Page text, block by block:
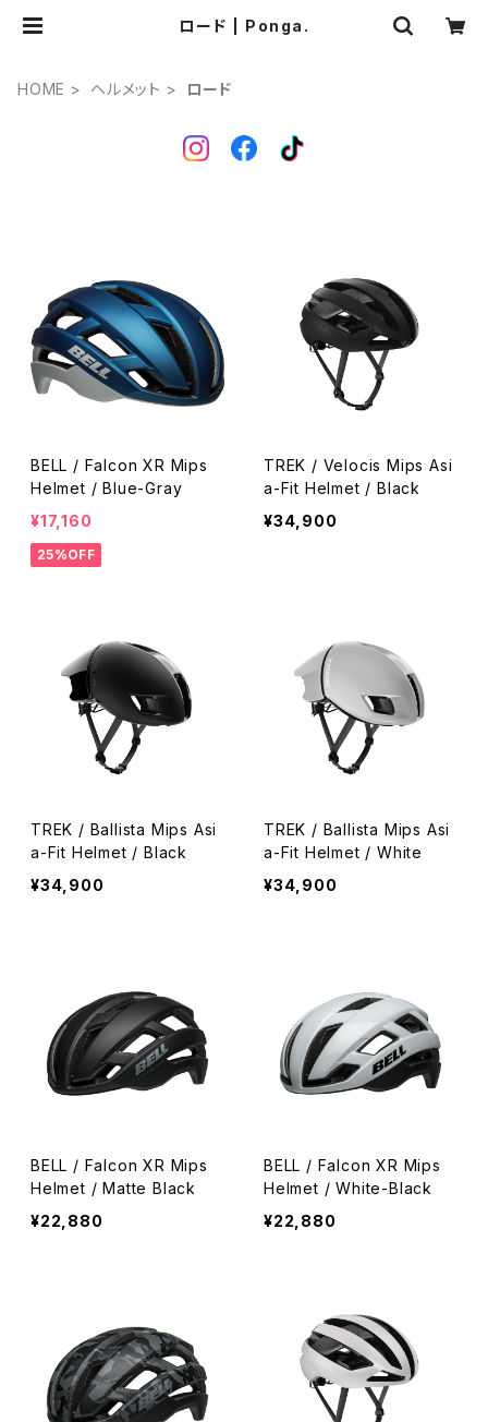
ロード | Ponga.
HOME ヘルメット ロード
BELL / Falcon XR Mips
Helmet / Blue-Gray
¥17,160
25%OFF
TREK / Velocis Mips Asi
a-Fit Helmet / Black
¥34,900
TREK / Ballista Mips Asi
a-Fit Helmet / Black
¥34,900
TREK / Ballista Mips Asi
a-Fit Helmet / White
¥34,900
BELL / Falcon XR Mips
Helmet / Matte Black
¥22,880
BELL / Falcon XR Mips
Helmet / White-Black
¥22,880